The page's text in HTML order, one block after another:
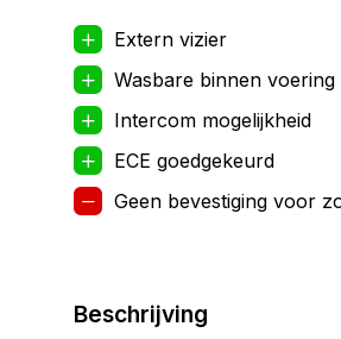
Extern vizier
Wasbare binnen voering
Intercom mogelijkheid
ECE goedgekeurd
Geen bevestiging voor
Beschrijving